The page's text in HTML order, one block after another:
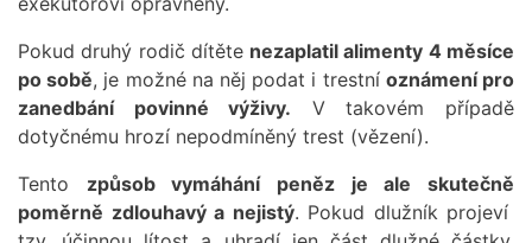
Pokud druhý rodič dítěte nezaplatil alimenty 4 měsíce
po sobě, je možné na něj podat i trestní oznámení pro
zanedbání povinné výživy. V takovém případě
dotyčnému hrozí nepodmíněný trest (vězení).
Tento způsob vymáhání peněz je ale skutečně
poměrně zdlouhavý a nejistý. Pokud dlužník projeví